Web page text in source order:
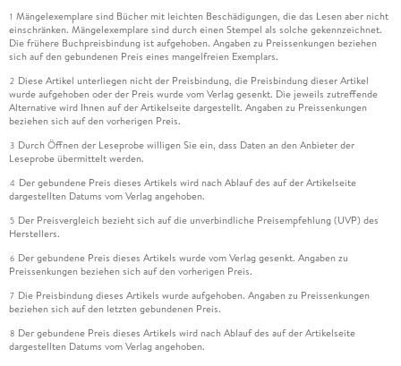
1 Mängelexemplare sind Bücher mit leichten Beschädigungen, die das Lesen aber nicht
einschränken. Mängelexemplare sind durch einen Stempel als solche gekennzeichnet.
Die frühere Buchpreisbindung ist aufgehoben. Angaben zu Preissenkungen beziehen
sich auf den gebundenen Preis eines mangelfreien Exemplars.
2 Diese Artikel unterliegen nicht der Preisbindung, die Preisbindung dieser Artikel
wurde aufgehoben oder der Preis wurde vom Verlag gesenkt. Die jeweils zutreffende
Alternative wird Ihnen auf der Artikelseite dargestellt. Angaben zu Preissenkungen
beziehen sich auf den vorherigen Preis.
3 Durch Öffnen der Leseprobe willigen Sie ein, dass Daten an den Anbieter der
Leseprobe übermittelt werden.
4 Der gebundene Preis dieses Artikels wird nach Ablauf des auf der Artikelseite
dargestellten Datums vom Verlag angehoben.
5 Der Preisvergleich bezieht sich auf die unverbindliche Preisempfehlung (UVP) des
Herstellers.
6 Der gebundene Preis dieses Artikels wurde vom Verlag gesenkt. Angaben zu
Preissenkungen beziehen sich auf den vorherigen Preis.
7 Die Preisbindung dieses Artikels wurde aufgehoben. Angaben zu Preissenkungen
beziehen sich auf den letzten gebundenen Preis.
8 Der gebundene Preis dieses Artikels wird nach Ablauf des auf der Artikelseite
dargestellten Datums vom Verlag angehoben.